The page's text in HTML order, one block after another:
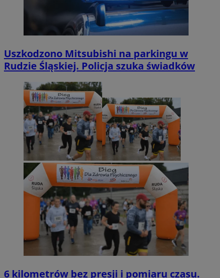
Uszkodzono Mitsubishi na parkingu w
Rudzie Śląskiej. Policja szuka świadków
6 kilometrów bez presji i pomiaru czasu.